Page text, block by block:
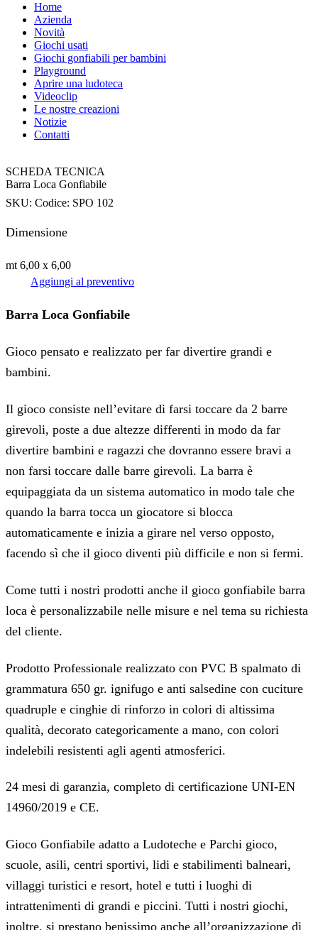
Home
Azienda
Novità
Giochi usati
Giochi gonfiabili per bambini
Playground
Aprire una ludoteca
Videoclip
Le nostre creazioni
Notizie
Contatti
SCHEDA TECNICA
Barra Loca Gonfiabile
SKU: Codice: SPO 102
Dimensione
mt 6,00 x 6,00
Aggiungi al preventivo
Barra Loca Gonfiabile
Gioco pensato e realizzato per far divertire grandi e
bambini.
Il gioco consiste nell’evitare di farsi toccare da 2 barre
girevoli, poste a due altezze differenti in modo da far
divertire bambini e ragazzi che dovranno essere bravi a
non farsi toccare dalle barre girevoli. La barra è
equipaggiata da un sistema automatico in modo tale che
quando la barra tocca un giocatore si blocca
automaticamente e inizia a girare nel verso opposto,
facendo sì che il gioco diventi più difficile e non si fermi.
Come tutti i nostri prodotti anche il gioco gonfiabile barra
loca è personalizzabile nelle misure e nel tema su richiesta
del cliente.
Prodotto Professionale realizzato con PVC B spalmato di
grammatura 650 gr. ignifugo e anti salsedine con cuciture
quadruple e cinghie di rinforzo in colori di altissima
qualità, decorato categoricamente a mano, con colori
indelebili resistenti agli agenti atmosferici.
24 mesi di garanzia, completo di certificazione UNI-EN
14960/2019 e CE.
Gioco Gonfiabile adatto a Ludoteche e Parchi gioco,
scuole, asili, centri sportivi, lidi e stabilimenti balneari,
villaggi turistici e resort, hotel e tutti i luoghi di
intrattenimenti di grandi e piccini. Tutti i nostri giochi,
inoltre, si prestano benissimo anche all’organizzazione di